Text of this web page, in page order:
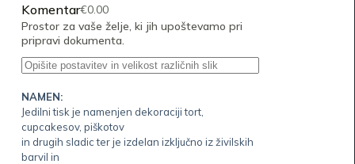
Komentar€0.00
Prostor za vaše želje, ki jih upoštevamo pri
pripravi dokumenta.
NAMEN:
Jedilni tisk je namenjen dekoraciji tort,
cupcakesov, piškotov
in drugih sladic ter je izdelan izključno iz živilskih
barvil in